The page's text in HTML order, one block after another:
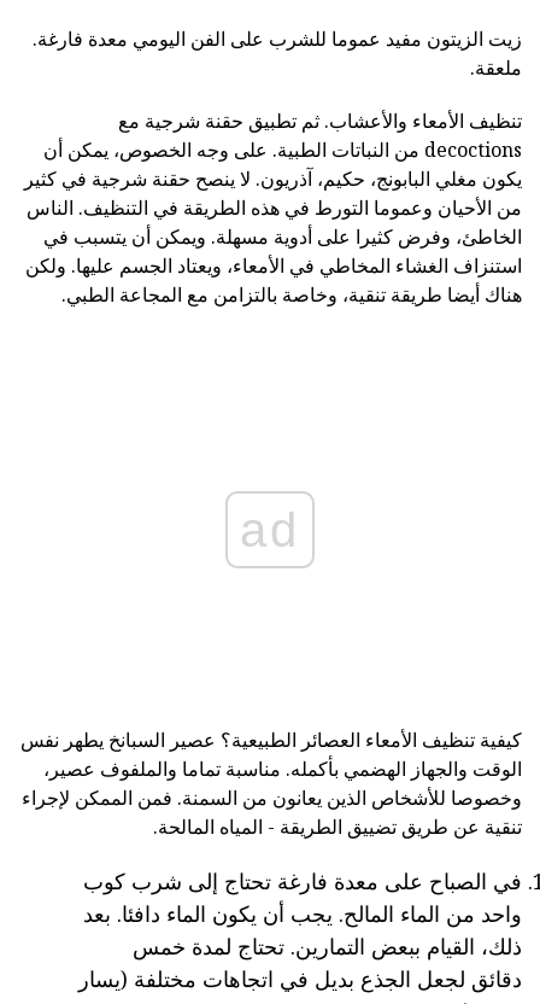
زيت الزيتون مفيد عموما للشرب على الفن اليومي معدة فارغة.
ملعقة.
تنظيف الأمعاء والأعشاب. ثم تطبيق حقنة شرجية مع
decoctions من النباتات الطبية. على وجه الخصوص، يمكن أن
يكون مغلي البابونج، حكيم، آذريون. لا ينصح حقنة شرجية في كثير
من الأحيان وعموما التورط في هذه الطريقة في التنظيف. الناس
الخاطئ، وفرض كثيرا على أدوية مسهلة. ويمكن أن يتسبب في
استنزاف الغشاء المخاطي في الأمعاء، ويعتاد الجسم عليها. ولكن
هناك أيضا طريقة تنقية، وخاصة بالتزامن مع المجاعة الطبي.
ad
كيفية تنظيف الأمعاء العصائر الطبيعية؟ عصير السبانخ يطهر نفس
الوقت والجهاز الهضمي بأكمله. مناسبة تماما والملفوف عصير،
وخصوصا للأشخاص الذين يعانون من السمنة. فمن الممكن لإجراء
تنقية عن طريق تضييق الطريقة - المياه المالحة.
في الصباح على معدة فارغة تحتاج إلى شرب كوب
واحد من الماء المالح. يجب أن يكون الماء دافئا. بعد
ذلك، القيام ببعض التمارين. تحتاج لمدة خمس
دقائق لجعل الجذع بديل في اتجاهات مختلفة (يسار